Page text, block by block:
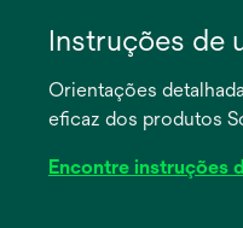
Instruções de
Orientações
eficaz dos produtos
Encontre instruções